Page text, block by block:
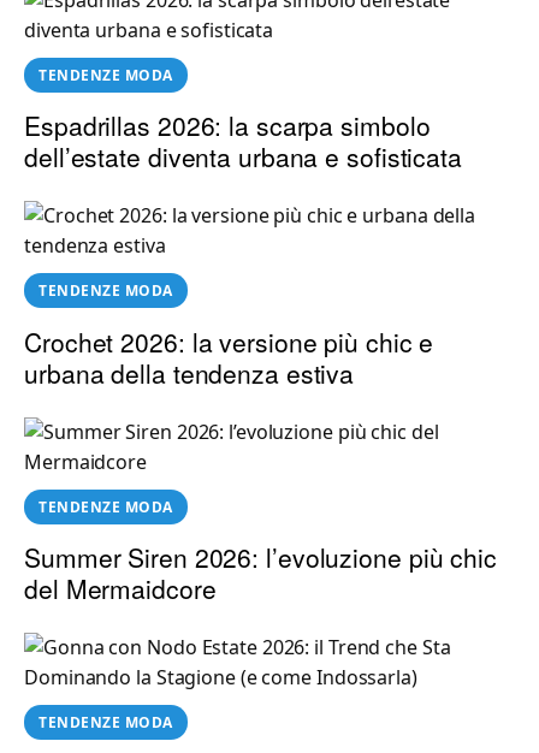
TENDENZE MODA
Espadrillas 2026: la scarpa simbolo
dell’estate diventa urbana e sofisticata
TENDENZE MODA
Crochet 2026: la versione più chic e
urbana della tendenza estiva
TENDENZE MODA
Summer Siren 2026: l’evoluzione più chic
del Mermaidcore
TENDENZE MODA